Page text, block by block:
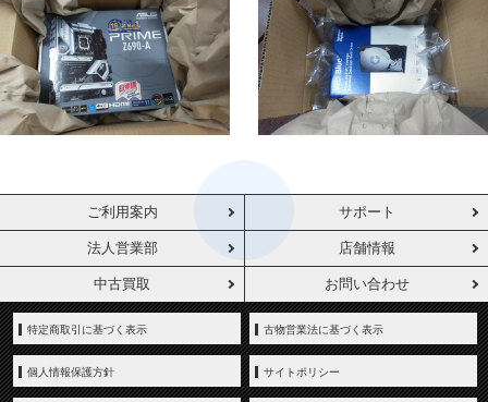
ご利用案内 サポート
法人営業部 店舗情報
中古買取 お問い合わせ
特定商取引に基づく表示 古物営業法に基づく表示
個人情報保護方針 サイトポリシー